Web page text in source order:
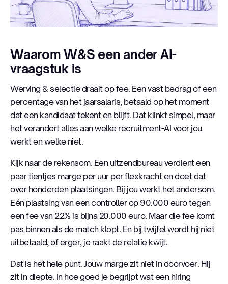
Waarom W&S een ander AI-
vraagstuk is
Werving & selectie draait op fee. Een vast bedrag of een
percentage van het jaarsalaris, betaald op het moment
dat een kandidaat tekent en blijft. Dat klinkt simpel, maar
het verandert alles aan welke recruitment-AI voor jou
werkt en welke niet.
Kijk naar de rekensom. Een uitzendbureau verdient een
paar tientjes marge per uur per flexkracht en doet dat
over honderden plaatsingen. Bij jou werkt het andersom.
Eén plaatsing van een controller op 90.000 euro tegen
een fee van 22% is bijna 20.000 euro. Maar die fee komt
pas binnen als de match klopt. En bij twijfel wordt hij niet
uitbetaald, of erger, je raakt de relatie kwijt.
Dat is het hele punt. Jouw marge zit niet in doorvoer. Hij
zit in diepte. In hoe goed je begrijpt wat een hiring